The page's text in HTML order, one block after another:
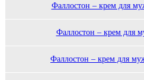
Фаллостон – крем для
Фаллостон – крем для
Фаллостон – крем для